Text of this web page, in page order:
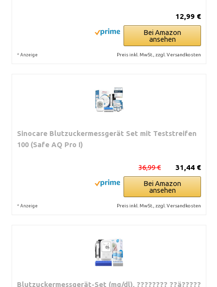
12,99 €
Bei Amazon
ansehen
* Anzeige Preis inkl. MwSt., zzgl. Versandkosten
Sinocare Blutzuckermessgerät Set mit Teststreifen
100 (Safe AQ Pro I)
31,44 €
36,99 €
Bei Amazon
ansehen
* Anzeige Preis inkl. MwSt., zzgl. Versandkosten
Blutzuckermessgerät-Set (mg/dl), ???????? ??ä?????